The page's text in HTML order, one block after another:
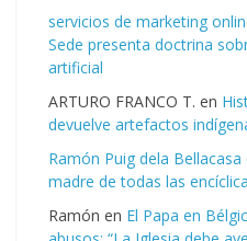
servicios de marketing
Sede presenta doctrina
artificial
ARTURO FRANCO T. en
devuelve artefactos
Ramón Puig dela Bellacasa
madre de todas las
Ramón en El Papa en